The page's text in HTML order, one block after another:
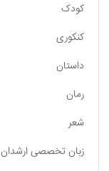
کودک
کنکوری
داستان
رمان
شعر
زبان تخصصی ارشدان